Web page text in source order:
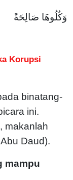
وَكُلُوهَا صَالِحَةً
Korupsi
binatang-
ini.
makanlah
Daud).
mampu